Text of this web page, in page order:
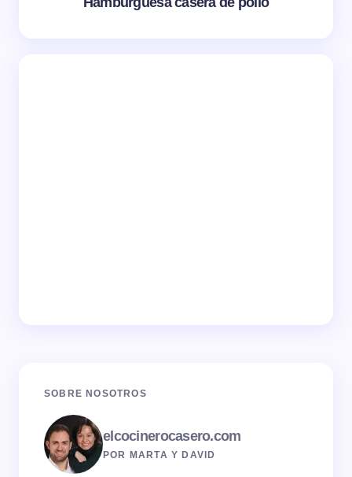
SOBRE NOSOTROS
elcocinerocasero.com
POR MARTA Y DAVID